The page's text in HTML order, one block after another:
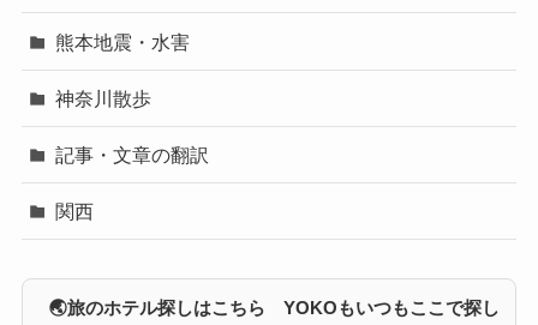
熊本地震・水害
神奈川散歩
記事・文章の翻訳
関西
🌏旅のホテル探しはこちら YOKOもいつもここで探し